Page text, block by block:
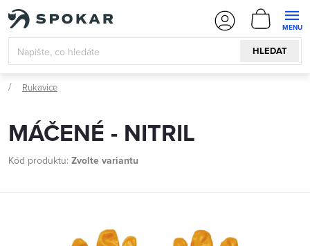
Přejít
obsah
HLEDAT
KOŠÍK
Rukavice
MÁČENÉ - NITRIL
Kód produktu: Zvolte variantu